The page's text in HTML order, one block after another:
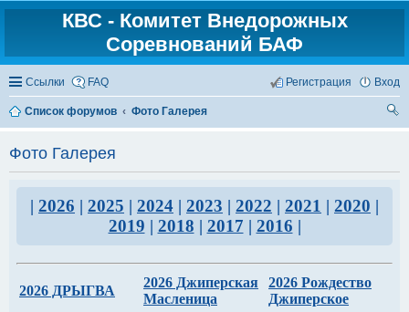
КВС - Комитет Внедорожных
Соревнований БАФ
Ссылки FAQ Вход
Регистрация
Список форумов
Фото Галерея
Фото Галерея